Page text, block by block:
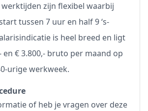
werktijden zijn flexibel waarbij
tussen 7 uur en half 9 ‘s-
is heel breed en ligt
en € 3.800,- bruto per maand op
urige werkweek.
of heb je vragen over deze